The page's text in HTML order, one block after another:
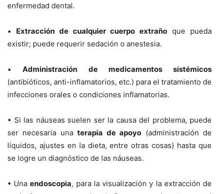
enfermedad dental.
• Extracción de cualquier cuerpo extraño que pueda
existir; puede requerir sedación o anestesia.
•Administración de medicamentos sistémicos
(antibióticos, anti-inflamatorios, etc.) para el tratamiento de
infecciones orales o condiciones inflamatorias.
• Si las náuseas suelen ser la causa del problema, puede
ser necesaria unaterapia de apoyo (administración de
líquidos, ajustes en la dieta, entre otras cosas) hasta que
se logre un diagnóstico de las náuseas.
• Unaendoscopia, para la visualización y la extracción de